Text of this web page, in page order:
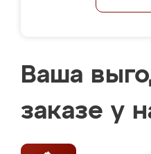
Ваша
заказе у